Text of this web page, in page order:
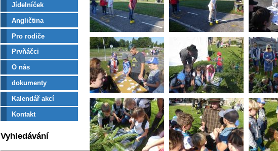
Jídelníček
Angličtina
Pro rodiče
Prvňáčci
O nás
dokumenty
Kalendář akcí
Kontakt
Vyhledávání